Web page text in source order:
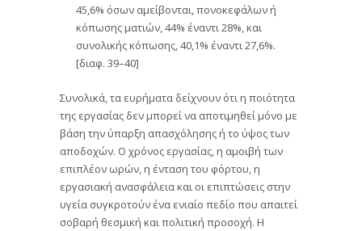
45,6% όσων αμείβονται, πονοκεφάλων ή
κόπωσης ματιών, 44% έναντι 28%, και
συνολικής κόπωσης, 40,1% έναντι 27,6%.
[διαφ. 39–40]
Συνολικά, τα ευρήματα δείχνουν ότι η ποιότητα
της εργασίας δεν μπορεί να αποτιμηθεί μόνο με
βάση την ύπαρξη απασχόλησης ή το ύψος των
αποδοχών. Ο χρόνος εργασίας, η αμοιβή των
επιπλέον ωρών, η ένταση του φόρτου, η
εργασιακή ανασφάλεια και οι επιπτώσεις στην
υγεία συγκροτούν ένα ενιαίο πεδίο που απαιτεί
σοβαρή θεσμική και πολιτική προσοχή. Η